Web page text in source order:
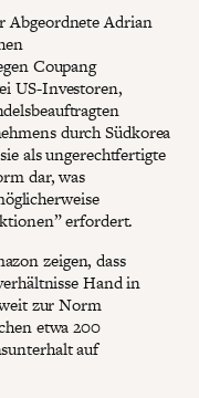
Abgeordnete Adrian
Coupang
US-Investoren,
durch Südkorea
als ungerechtfertigte
dar, was
erfordert.
zeigen, dass
Hand in
zur Norm
etwa 200
auf